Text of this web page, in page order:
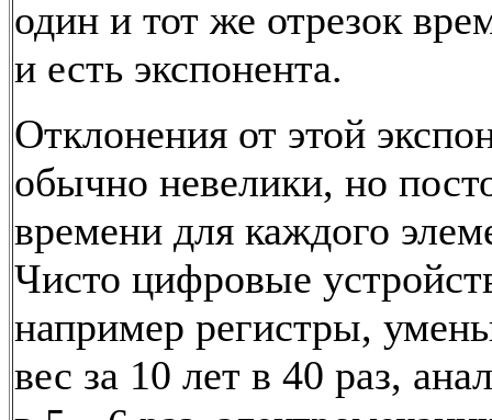
один и тот же отрезок
и есть экспонента.
Отклонения от этой
обычно невелики, но
времени для каждого
Чисто цифровые
например регистры,
вес за 10 лет в 40 раз,